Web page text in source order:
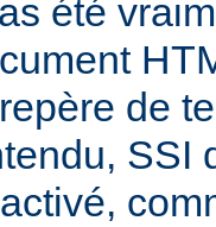
été
de
SSI